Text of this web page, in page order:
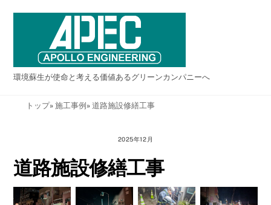
環境蘇生が使命と考える価値あるグリーンカンパニーへ
トップ» 施工事例 » 道路施設修繕工事
2025年12月
道路施設修繕工事